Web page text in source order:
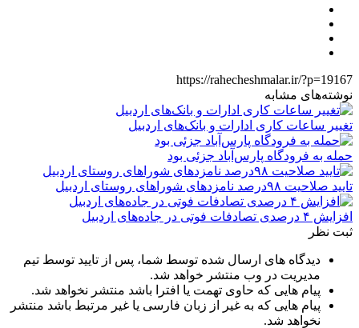
https://rahecheshmalar.ir/?p=19167
نوشته‌های مشابه
تغییر ساعات کاری ادارات و بانک‌های اردبیل
حمله به فرودگاه پارس‌‌آباد جزئی بود
تایید صلاحیت ۹۸درصد نامزدهای شوراهای روستای اردبیل
افزایش ۴ درصدی تصادفات فوتی در جاده‌های اردبیل
ثبت نظر
دیدگاه های ارسال شده توسط شما، پس از تایید توسط تیم
مدیریت در وب منتشر خواهد شد.
پیام هایی که حاوی تهمت یا افترا باشد منتشر نخواهد شد.
پیام هایی که به غیر از زبان فارسی یا غیر مرتبط باشد منتشر
نخواهد شد.